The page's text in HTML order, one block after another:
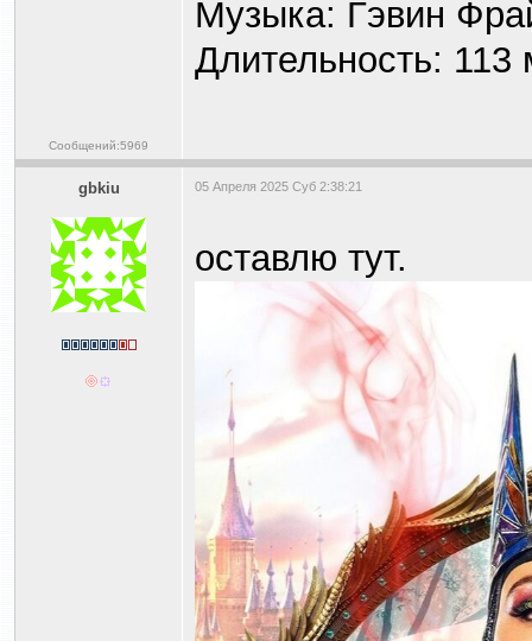
Сообщений:5969
Музыка: Гэвин
Длительность: 113
gbkiu 05 Апреля 2025 Суб 2:38:21
оставлю тут.